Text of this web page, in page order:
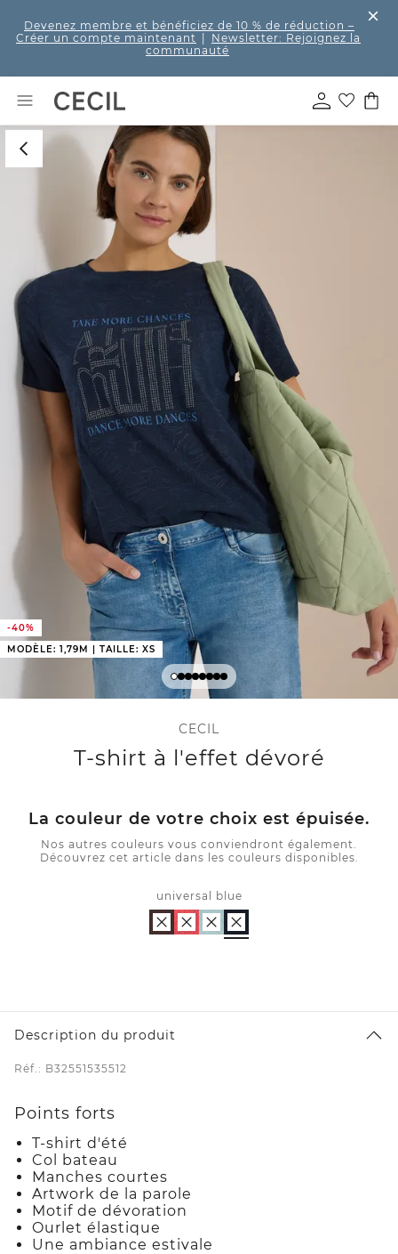
Devenez membre et bénéficiez de 10 % de réduction –
Créer un compte maintenant
Newsletter: Rejoignez la
communauté
-40%
MODÈLE: 1,79M | TAILLE: XS
CECIL
T-shirt à l'effet dévoré
La couleur de votre choix est épuisée.
Nos autres couleurs vous conviendront également.
Découvrez cet article dans les couleurs disponibles.
universal blue
Description du produit
Réf.: B32551535512
Points forts
T-shirt d'été
Col bateau
Manches courtes
Artwork de la parole
Motif de dévoration
Ourlet élastique
Une ambiance estivale